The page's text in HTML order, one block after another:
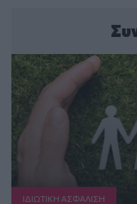
ΙΔΙΩΤΙΚΗ ΑΣΦAΛΙΣΗ